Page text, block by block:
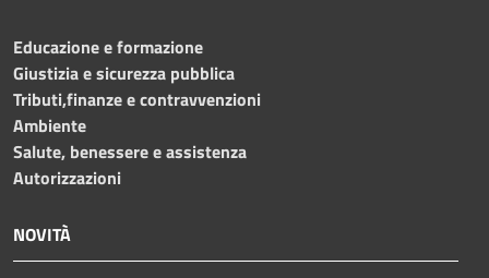
Educazione e formazione
Giustizia e sicurezza pubblica
Tributi,finanze e contravvenzioni
Ambiente
Salute, benessere e assistenza
Autorizzazioni
NOVITÀ